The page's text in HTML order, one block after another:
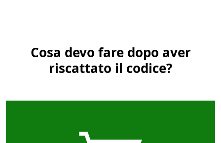
Cosa devo fare dopo aver
riscattato il codice?